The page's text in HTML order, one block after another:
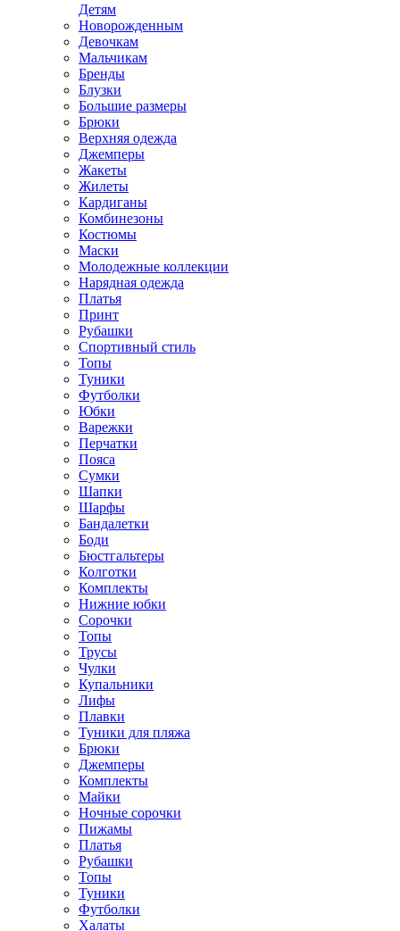
Детям
Новорожденным
Девочкам
Мальчикам
Бренды
Блузки
Большие размеры
Брюки
Верхняя одежда
Джемперы
Жакеты
Жилеты
Кардиганы
Комбинезоны
Костюмы
Маски
Молодежные коллекции
Нарядная одежда
Платья
Принт
Рубашки
Спортивный стиль
Топы
Туники
Футболки
Юбки
Варежки
Перчатки
Пояса
Сумки
Шапки
Шарфы
Бандалетки
Боди
Бюстгальтеры
Колготки
Комплекты
Нижние юбки
Сорочки
Топы
Трусы
Чулки
Купальники
Лифы
Плавки
Туники для пляжа
Брюки
Джемперы
Комплекты
Майки
Ночные сорочки
Пижамы
Платья
Рубашки
Топы
Туники
Футболки
Халаты